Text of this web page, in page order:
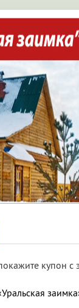
купон с